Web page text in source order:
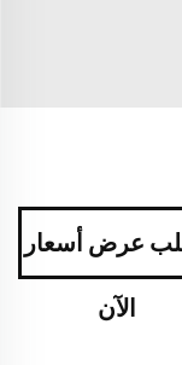
عرض أسعار
الآن